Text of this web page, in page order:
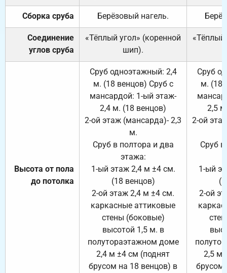
Сборка сруба Берёзовый нагель.
Соединение
углов сруба
«Тёплый угол» (коренной
шип).
«Тёплый
Высота от пола
до потолка
Сруб одноэтажный: 2,4
м. (18 венцов) Сруб с
мансардой: 1-ый этаж-
2,4 м. (18 венцов)
2-ой этаж (мансарда)- 2,3
м.
Сруб в полтора и два
этажа:
1-ый этаж 2,4 м ±4 см.
(18 венцов)
2-ой этаж 2,4 м ±4 см.
каркасные аттиковые
стены (боковые)
высотой 1,5 м. в
полутораэтажном доме
2,4 м ±4 см (поднят
брусом на 18 венцов) в
Сруб
м. (18
2,5
2-ой
Сруб
1-ый
2-ой
2,5 м
брусом